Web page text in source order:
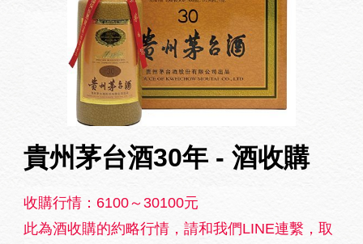
貴州茅台酒30年 - 酒收購
收購行情：6100～30100元
此為酒收購的約略行情，請和我們LINE連繫，取